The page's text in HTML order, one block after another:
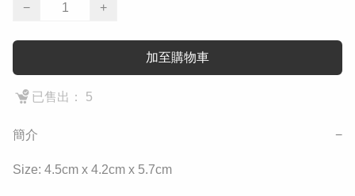
−
+
加至購物車
已售出： 5
簡介 −
Size: 4.5cm x 4.2cm x 5.7cm